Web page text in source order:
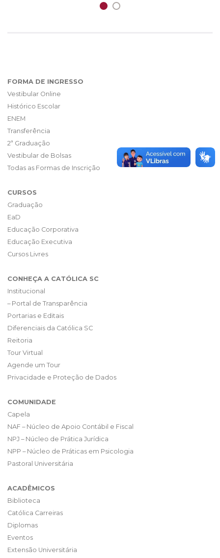
FORMA DE INGRESSO
Vestibular Online
Histórico Escolar
ENEM
Transferência
2ª Graduação
Vestibular de Bolsas
Todas as Formas de Inscrição
CURSOS
Graduação
EaD
Educação Corporativa
Educação Executiva
Cursos Livres
CONHEÇA A CATÓLICA SC
Institucional
– Portal de Transparência
Portarias e Editais
Diferenciais da Católica SC
Reitoria
Tour Virtual
Agende um Tour
Privacidade e Proteção de Dados
COMUNIDADE
Capela
NAF – Núcleo de Apoio Contábil e Fiscal
NPJ – Núcleo de Prática Jurídica
NPP – Núcleo de Práticas em Psicologia
Pastoral Universitária
ACADÊMICOS
Biblioteca
Católica Carreiras
Diplomas
Eventos
Extensão Universitária